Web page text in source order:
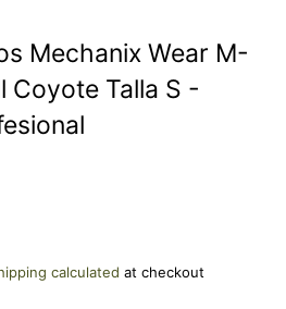
Mechanix Wear M-
Coyote Talla S -
calculated at checkout